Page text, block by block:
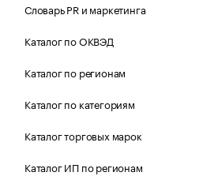
Словарь PR и маркетинга
Каталог по ОКВЭД
Каталог по регионам
Каталог по категориям
Каталог торговых марок
Каталог ИП по регионам